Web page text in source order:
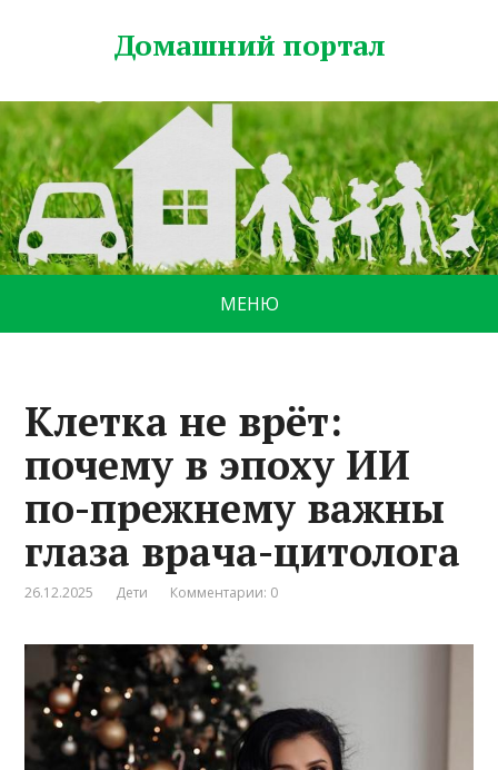
Домашний портал
МЕНЮ
Клетка не врёт:
почему в эпоху ИИ
по-прежнему важны
глаза врача-цитолога
26.12.2025 Дети Комментарии: 0